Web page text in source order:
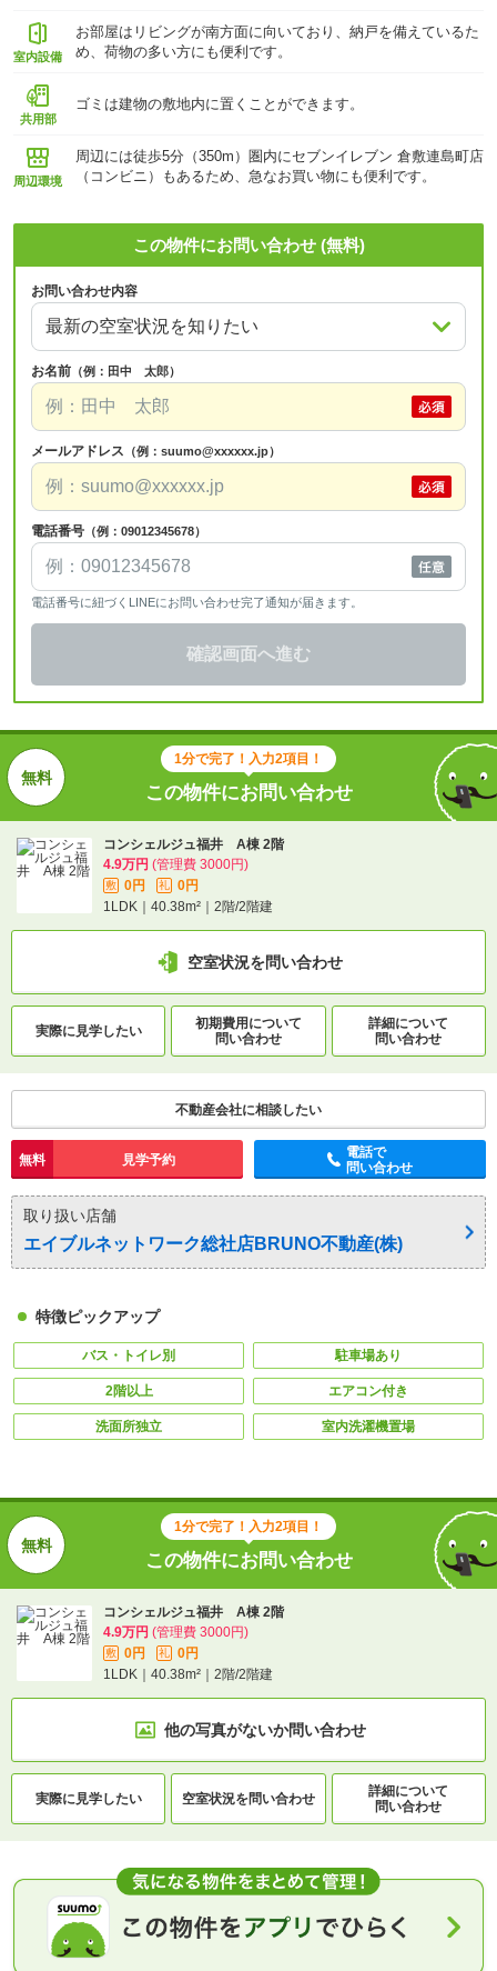
室内設備
お部屋はリビングが南方面に向いており、納戸を備えているた
め、荷物の多い方にも便利です。
共用部
ゴミは建物の敷地内に置くことができます。
周辺環境
周辺には徒歩5分（350m）圏内にセブンイレブン 倉敷連島町店
（コンビニ）もあるため、急なお買い物にも便利です。
この物件にお問い合わせ (無料)
お問い合わせ内容
お名前 （例：田中 太郎）
メールアドレス （例：suumo@xxxxxx.jp）
電話番号 （例：09012345678）
電話番号に紐づくLINEにお問い合わせ完了通知が届きます。
確認画面へ進む
1分で完了！入力2項目！
この物件にお問い合わせ
コンシェルジュ福井 A棟 2階
4.9万円 (管理費 3000円)
敷 0円 礼
0円
1LDK｜40.38m²｜2階/2階建
空室状況を問い合わせ
実際に見学したい
初期費用について
問い合わせ
詳細について
問い合わせ
不動産会社に相談したい
無料 見学予約
電話で
問い合わせ
取り扱い店舗
エイブルネットワーク総社店BRUNO不動産(株)
特徴ピックアップ
バス・トイレ別 駐車場あり
2階以上 エアコン付き
洗面所独立 室内洗濯機置場
1分で完了！入力2項目！
この物件にお問い合わせ
コンシェルジュ福井 A棟 2階
4.9万円 (管理費 3000円)
敷 0円 礼
0円
1LDK｜40.38m²｜2階/2階建
他の写真がないか問い合わせ
実際に見学したい 空室状況を問い合わせ
詳細について
問い合わせ